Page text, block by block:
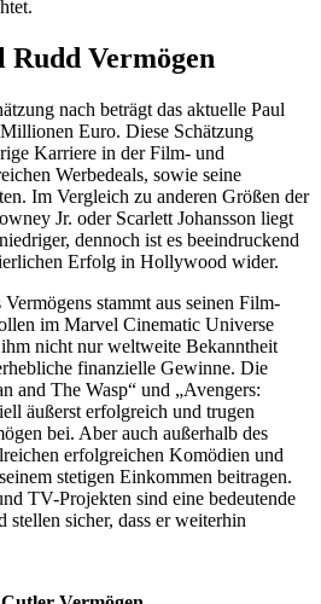
Rudd Vermögen
nach beträgt das aktuelle Paul
Euro. Diese Schätzung
Karriere in der Film- und
Werbedeals, sowie seine
Im Vergleich zu anderen Größen der
Jr. oder Scarlett Johansson liegt
dennoch ist es beeindruckend
Erfolg in Hollywood wider.
stammt aus seinen Film-
im Marvel Cinematic Universe
nicht nur weltweite Bekanntheit
finanzielle Gewinne. Die
and The Wasp“ und „Avengers:
äußerst erfolgreich und trugen
bei. Aber auch außerhalb des
erfolgreichen Komödien und
stetigen Einkommen beitragen.
TV-Projekten sind eine bedeutende
stellen sicher, dass er weiterhin